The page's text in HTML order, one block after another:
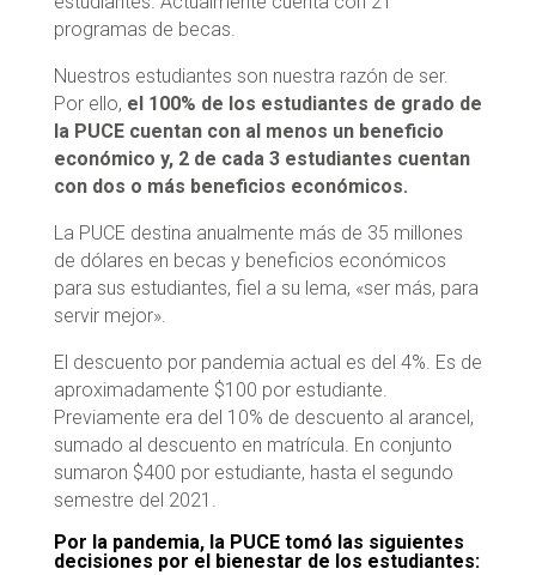
programas de becas.
Nuestros estudiantes son nuestra razón de ser.
Por ello, el 100% de los estudiantes de grado de
la PUCE cuentan con al menos un beneficio
económico y, 2 de cada 3 estudiantes cuentan
con dos o más beneficios económicos.
La PUCE destina anualmente más de 35 millones
de dólares en becas y beneficios económicos
para sus estudiantes, fiel a su lema, «ser más, para
servir mejor».
El descuento por pandemia actual es del 4%. Es de
aproximadamente $100 por estudiante.
Previamente era del 10% de descuento al arancel,
sumado al descuento en matrícula. En conjunto
sumaron $400 por estudiante, hasta el segundo
semestre del 2021.
Por la pandemia, la PUCE tomó las siguientes
decisiones por el bienestar de los estudiantes: